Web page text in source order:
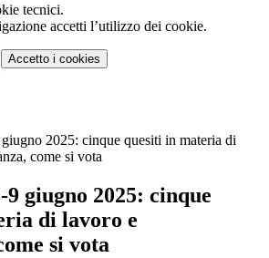
tecnici.
accetti l’utilizzo dei cookie.
Accetto i cookies
2025: cinque quesiti in materia di
come si vota
giugno 2025: cinque
di lavoro e
si vota